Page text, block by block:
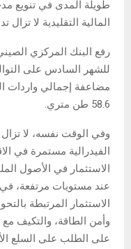
طويلة المدى في تنويع
المالية التقليدية لا
رفع البنك المركزي
للشهر السادس على
مضاعفة إجمالي واردات
58.6 طن متري.
وفي الوقت نفسه، لا
الفيدرالية مستمرة في
الاستثمار في الأصول
عند مستويات مرتفعة،
الاستثمار المرتبطة
وأمن الطاقة، والتكيف
على الطلب على السلع